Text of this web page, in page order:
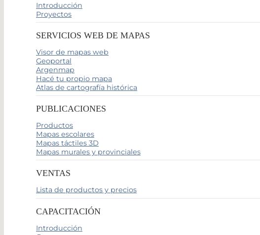
Introducción
Proyectos
SERVICIOS WEB DE MAPAS
Visor de mapas web
Geoportal
Argenmap
Hacé tu propio mapa
Atlas de cartografía histórica
PUBLICACIONES
Productos
Mapas escolares
Mapas táctiles 3D
Mapas murales y provinciales
VENTAS
Lista de productos y precios
CAPACITACIÓN
Introducción